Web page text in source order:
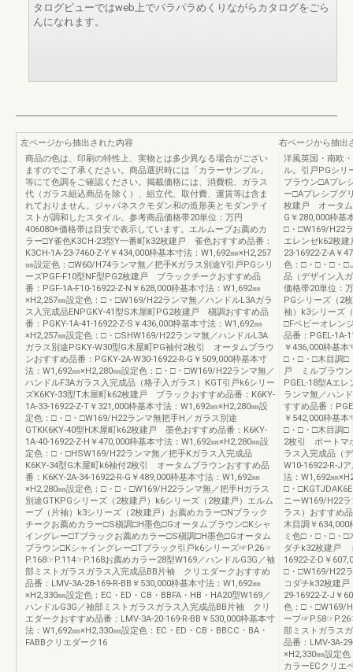
タログビューではweb上でパラパラめくりながらカタログをごら
んになれます。
左ページから抽出された内容
商品の色は、印刷の特性上、実物とは多少異なる場合がござい
ますのでご了承ください。商品選択時には「カラーサンプル」
等にて色調をご確認ください。掲載価格には、消費税、ガラス
代（ガラス組込商品を除く）、組立代、取付費、運賃等は含ま
れておりません。ジャパネスクモダン和の造形美とモダンテイ
ストが調和したスタイル。参考商品価格帯20単位：万円
406080※価格帯は目安で表示しています。エルムーブお薦めカ
ラー□Y雀色K3CH-23型Y一番町k32枚建戸 雀色おすすめ品番：
K3CH-1A-23-7460-Z-Y￥434,000枠基本寸法：W1,692㎜×H2,257
㎜設定色：□W60/H74ランマ無／把手Kガラス別途Y引戸PGシリ
ーズPGF-F10型NF型PG2枚建戸 ブラックチークおすすめ品
番：PGF-1A-F10-16922-Z-N￥628,000枠基本寸法：W1,692㎜
×H2,257㎜設定色：□・□W169/H22ランマ無／ハンドルL3Aガラ
ス入完成品ENPGKY-41型S木屋町PG2枚建戸 槇調おすすめ品
番：PGKY-1A-41-16922-Z-S￥436,000枠基本寸法：W1,692㎜
×H2,257㎜設定色：□・□SHW169/H22ランマ無／ハンドルL3A
ガラス別途PGKY-W30型G木屋町PG袖付2枚引 オータムブラウ
ンおすすめ品番：PGKY-2A-W30-16922-R-G￥509,000枠基本寸
法：W1,692㎜×H2,280㎜設定色：□・□・□W169/H22ランマ無／
ハンドルF3Aガラス入完成品（格子入ガラス）KGT引戸k6シリー
ズK6KY-33型T木屋町k62枚建戸 ブラックおすすめ品番：K6KY-
1A-33-16922-Z-T￥321,000枠基本寸法：W1,692㎜×H2,280㎜設
定色：□・□・□W169/H22ランマ無把手H／ガラス別途
GTKK6KY-40型H木屋町k62枚建戸 墨色おすすめ品番：K6KY-
1A-40-16922-Z-H￥470,000枠基本寸法：W1,692㎜×H2,280㎜設
定色：□・□HSW169/H22ランマ無／把手Kガラス入完成品
K6KY-34型G木屋町k6袖付2枚引 オータムブラウンおすすめ品
番：K6KY-2A-34-16922-R-G￥489,000枠基本寸法：W1,692㎜
×H2,280㎜設定色：□・□・□W169/H22ランマ無／把手Hガラス
別途GTKPGシリーズ（2枚建戸）k6シリーズ（2枚建戸）エルム
ーブ（片袖）k3シリーズ（2枚建戸）お薦めカラー□Nブラック
チークお薦めカラー□S槇調□H墨色□Gオータムブラウン□Kシャ
イングレー□Tブラックお薦めカラー□S槇調□H墨色□Gオータム
ブラウン□Kシャイングレー□Tブラック引戸k6シリーズ☞P.26☞
P.168☞P.114☞P.168お薦めカラー28型W169／ハンドルG3G／袖
部ミストガラスガラス入完成品BB片袖 クリエダークおすすめ
品番：LMV-3A-28-169-R-BB￥530,000枠基本寸法：W1,692㎜
×H2,330㎜設定色：EC・ED・CB・BBFA・HB・HA20型W169／
ハンドルG3G／袖部ミストガラスガラス入完成品BB片袖 クリ
エダークおすすめ品番：LMV-3A-20-169-R-BB￥530,000枠基本寸
法：W1,692㎜×H2,330㎜設定色：EC・ED・CB・BBCC・BA・
FABBクリエダーク16
右ページから抽出
洋風英国・南欧
ル。引戸PGシリ
ブラウン□Aプレ
ー□Aプレシブグ
枚建戸 オータム
G￥280,000枠基
□・□W169/H22
エレンゼk62枚
23-16922-Z-A￥
色：□・□・□・
品（デザイン入
価格帯20単位：
PGシリーズ（2
袖）k3シリーズ
□Fベビーオレン
品番：PGEL-1A-
￥436,000枠基
□・□・□木目調□
戸 ミルブラウン
PGEL-18型Aエ
ランマ無／ハン
すすめ品番：
￥542,000枠基
□・□・□木目調□
2枚引 ポートマ
ラス入完成品（
W10-16922-R-J
法：W1,692㎜
□・
ニーW169/H22
ラス）おすすめ
木目調￥634,000
ミ色□・□・□・□
ダチk32枚建戸
16922-Z-D￥
□・□W169/H22
コダチk32枚建
29-16922-Z-J￥
色：□・□W169/
ーブ
部ミストガラス
品番：LMV-3A-
×H2,330㎜設定色
カラーECクリエ